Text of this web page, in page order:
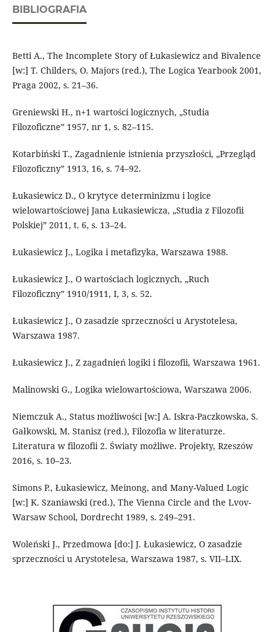
BIBLIOGRAFIA
Betti A., The Incomplete Story of Łukasiewicz and Bivalence
[w:] T. Childers, O. Majors (red.), The Logica Yearbook 2001,
Praga 2002, s. 21–36.
Greniewski H., n+1 wartości logicznych, „Studia
Filozoficzne” 1957, nr 1, s. 82–115.
Kotarbiński T., Zagadnienie istnienia przyszłości, „Przegląd
Filozoficzny” 1913, 16, s. 74–92.
Łukasiewicz D., O krytyce determinizmu i logice
wielowartościowej Jana Łukasiewicza, „Studia z Filozofii
Polskiej” 2011, t. 6, s. 13–24.
Łukasiewicz J., Logika i metafizyka, Warszawa 1988.
Łukasiewicz J., O wartościach logicznych, „Ruch
Filozoficzny” 1910/1911, I, 3, s. 52.
Łukasiewicz J., O zasadzie sprzeczności u Arystotelesa,
Warszawa 1987.
Łukasiewicz J., Z zagadnień logiki i filozofii, Warszawa 1961.
Malinowski G., Logika wielowartościowa, Warszawa 2006.
Niemczuk A., Status możliwości [w:] A. Iskra-Paczkowska, S.
Gałkowski, M. Stanisz (red.), Filozofia w literaturze.
Literatura w filozofii 2. Światy możliwe. Projekty, Rzeszów
2016, s. 10–23.
Simons P., Łukasiewicz, Meinong, and Many-Valued Logic
[w:] K. Szaniawski (red.), The Vienna Circle and the Lvov-
Warsaw School, Dordrecht 1989, s. 249–291.
Woleński J., Przedmowa [do:] J. Łukasiewicz, O zasadzie
sprzeczności u Arystotelesa, Warszawa 1987, s. VII–LIX.